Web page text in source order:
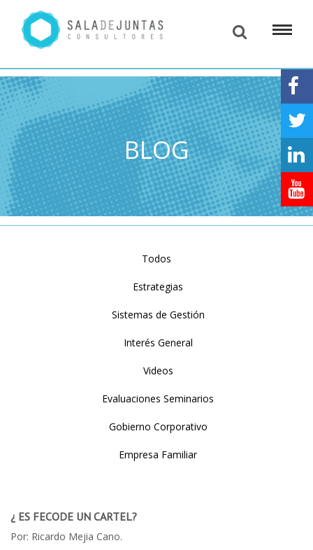
BLOG
Todos
Estrategias
Sistemas de Gestión
Interés General
Videos
Evaluaciones Seminarios
Gobierno Corporativo
Empresa Familiar
¿ ES FECODE UN CARTEL?
Por: Ricardo Mejia Cano.